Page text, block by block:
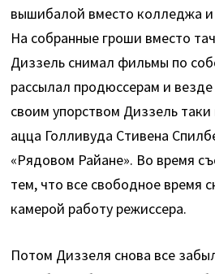
вышибалой вместо колледжа и
На собранные гроши вместо
Диззель снимал фильмы по
рассылал продюссерам и
своим упорством Диззель
ацца Голливуда Стивена
«Рядовом Райане». Во время
тем, что все свободное время
камерой работу режиссера.
Потом Диззеля снова все